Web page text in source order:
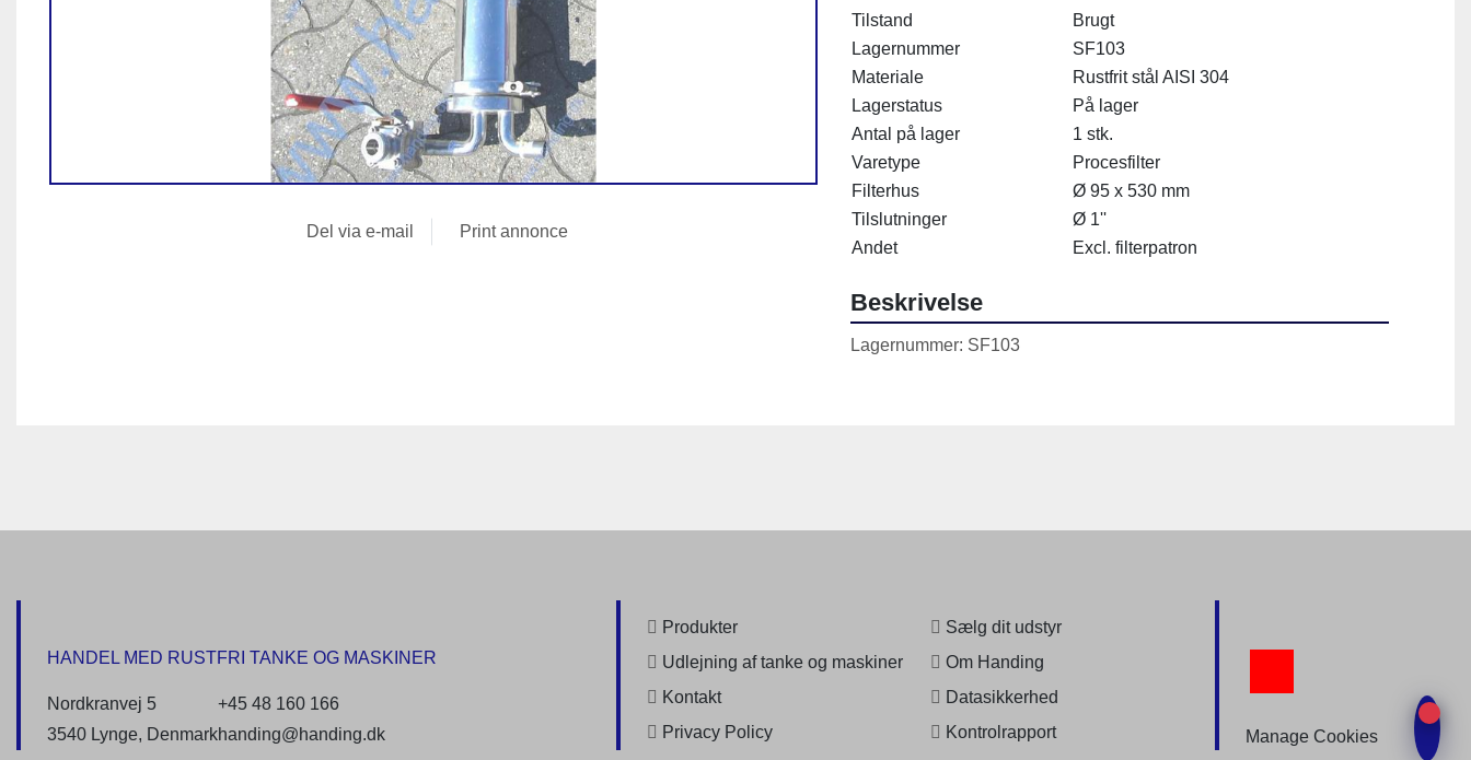
Del via e-mail Print annonce
Tilstand
Brugt
Lagernummer
SF103
Materiale
Rustfrit stål AISI 304
Lagerstatus
På lager
Antal på lager
1 stk.
Varetype
Procesfilter
Filterhus
Ø 95 x 530 mm
Tilslutninger
Ø 1''
Andet
Excl. filterpatron
Beskrivelse
Lagernummer: SF103
HANDEL MED RUSTFRI TANKE OG MASKINER
Nordkranvej 5
3540 Lynge, Denmark
+45 48 160 166
handing@handing.dk
Produkter
Sælg dit udstyr
Udlejning af tanke og maskiner
Om Handing
Kontakt
Datasikkerhed
Privacy Policy
Kontrolrapport Manage Cookies